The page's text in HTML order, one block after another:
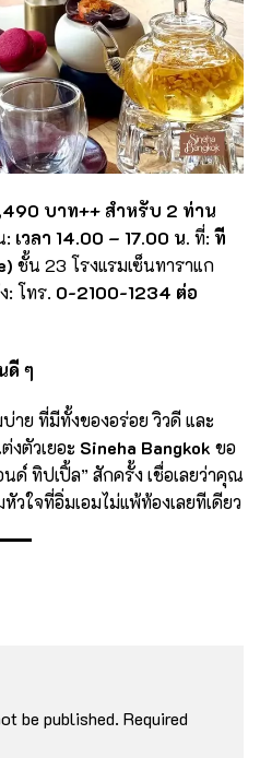
บาท++ สำหรับ 2 ท่าน
: เวลา 14.00 – 17.00 น. ที่: ที
ชั้น 23 โรงแรมเซ็นทาราแก
: โทร. 0-2100-1234 ต่อ
ดี ๆ
ย ที่มีทั้งของอร่อย วิวดี และ
ตัวเยอะ Sineha Bangkok ขอ
ด์ ทิปเปิ้ล” สักครั้ง เชื่อเลยว่าคุณ
ใจที่อิ่มเอมไม่แพ้ท้องเลยทีเดียว
be published. Required